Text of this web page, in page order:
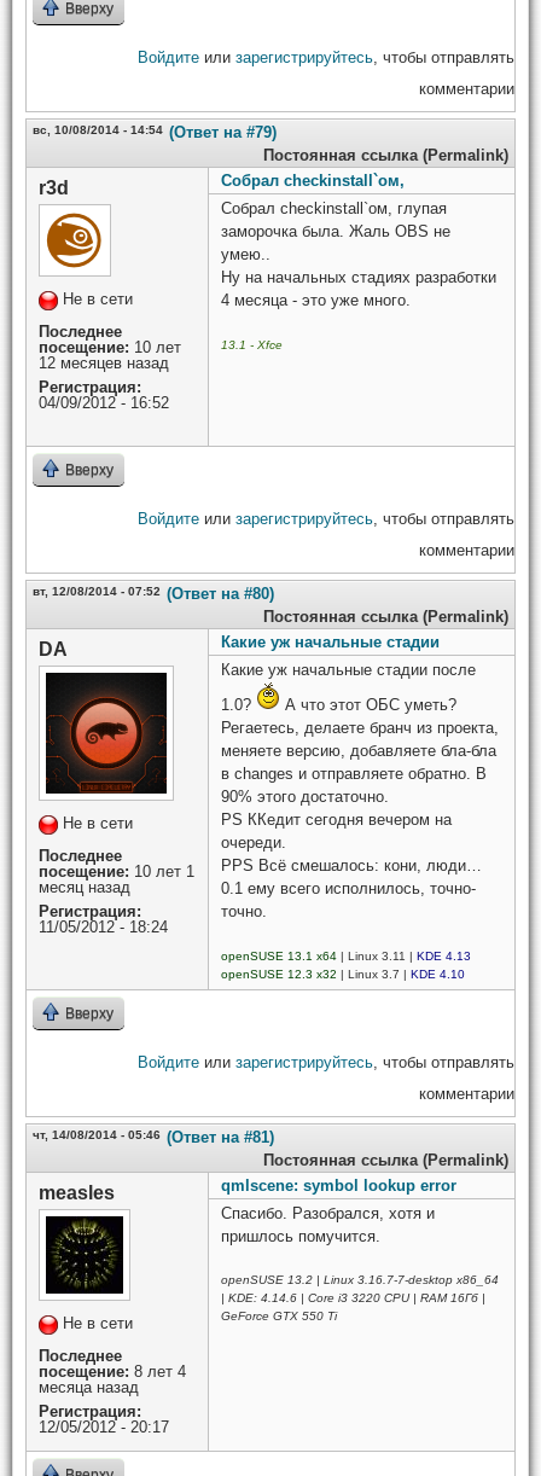
Вверху
Войдите или зарегистрируйтесь, чтобы отправлять
комментарии
вс, 10/08/2014 - 14:54 (Ответ на #79)
Постоянная ссылка (Permalink)
r3d
Не в сети
Последнее
посещение: 10 лет
12 месяцев назад
Регистрация:
04/09/2012 - 16:52
Собрал checkinstall`ом,
Собрал checkinstall`ом, глупая
заморочка была. Жаль OBS не
умею..
Ну на начальных стадиях разработки
4 месяца - это уже много.
13.1 - Xfce
Вверху
Войдите или зарегистрируйтесь, чтобы отправлять
комментарии
вт, 12/08/2014 - 07:52 (Ответ на #80)
Постоянная ссылка (Permalink)
DA
Не в сети
Последнее
посещение: 10 лет 1
месяц назад
Регистрация:
11/05/2012 - 18:24
Какие уж начальные стадии
Какие уж начальные стадии после
1.0?
А что этот ОБС уметь?
Регаетесь, делаете бранч из проекта,
меняете версию, добавляете бла-бла
в changes и отправляете обратно. В
90% этого достаточно.
PS ККедит сегодня вечером на
очереди.
PPS Всё смешалось: кони, люди…
0.1 ему всего исполнилось, точно-
точно.
openSUSE 13.1 x64 | Linux 3.11 | KDE 4.13
openSUSE 12.3 x32 | Linux 3.7 | KDE 4.10
Вверху
Войдите или зарегистрируйтесь , чтобы отправлять
комментарии
чт, 14/08/2014 - 05:46 (Ответ на #81)
Постоянная ссылка (Permalink)
measles
Не в сети
Последнее
посещение: 8 лет 4
месяца назад
Регистрация:
12/05/2012 - 20:17
qmlscene: symbol lookup error
Спасибо. Разобрался, хотя и
пришлось помучится.
openSUSE 13.2 | Linux 3.16.7-7-desktop x86_64
| KDE: 4.14.6 | Core i3 3220 CPU | RAM 16Гб |
GeForce GTX 550 Ti